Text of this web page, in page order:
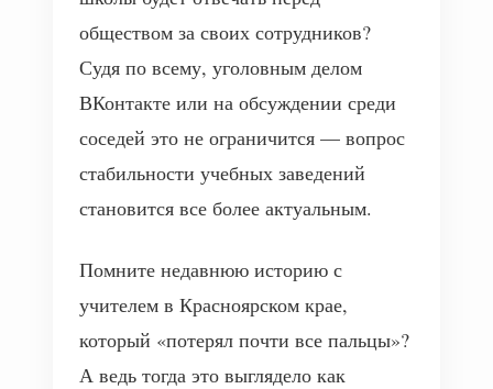
обществом за своих сотрудников?
Судя по всему, уголовным делом
ВКонтакте или на обсуждении среди
соседей это не ограничится — вопрос
стабильности учебных заведений
становится все более актуальным.
Помните недавнюю историю с
учителем в Красноярском крае,
который «потерял почти все пальцы»?
А ведь тогда это выглядело как